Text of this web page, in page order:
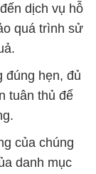
dịch vụ hỗ
quá trình sử
đúng hẹn, đủ
tuân thủ để
của chúng
danh mục